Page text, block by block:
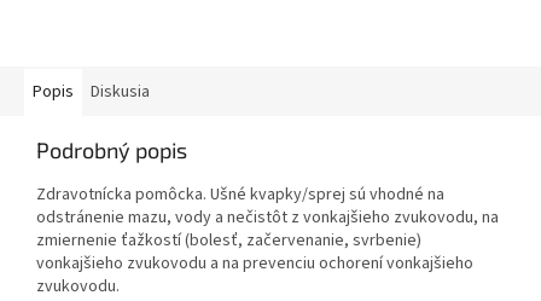
Popis Diskusia
Podrobný popis
Zdravotnícka pomôcka. Ušné kvapky/sprej sú vhodné na
odstránenie mazu, vody a nečistôt z vonkajšieho zvukovodu, na
zmiernenie ťažkostí (bolesť, začervenanie, svrbenie)
vonkajšieho zvukovodu a na prevenciu ochorení vonkajšieho
zvukovodu.